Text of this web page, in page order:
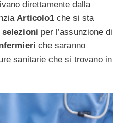
direttamente dalla
Articolo1 che si sta
selezioni per l’assunzione di
che saranno
sanitarie che si trovano in